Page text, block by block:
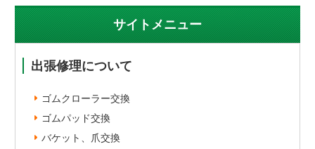
サイトメニュー
出張修理について
ゴムクローラー交換
ゴムパッド交換
バケット、爪交換